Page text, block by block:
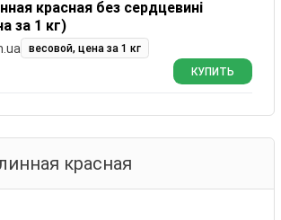
красная без сердцевині
за 1 кг)
весовой, цена за 1 кг
КУПИТЬ
красная